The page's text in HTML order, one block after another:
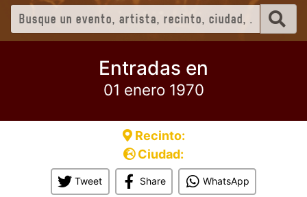
Entradas en
01 enero 1970
Recinto:
Ciudad:
Tweet Share WhatsApp